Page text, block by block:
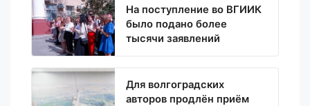
На поступление во ВГИИК
было подано более
тысячи заявлений
Для волгоградских
авторов продлён приём